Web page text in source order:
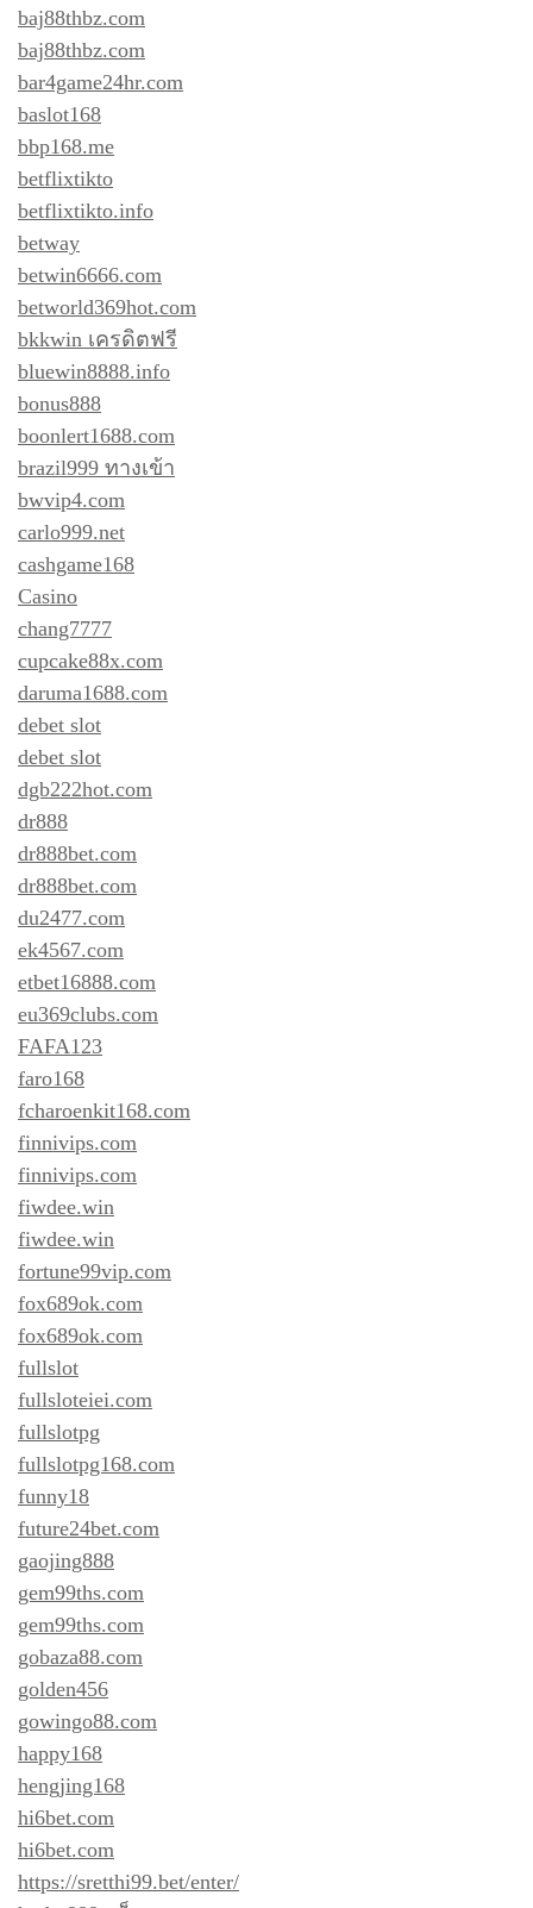
baj88thbz.com
baj88thbz.com
bar4game24hr.com
baslot168
bbp168.me
betflixtikto
betflixtikto.info
betway
betwin6666.com
betworld369hot.com
bkkwin เครดิตฟรี
bluewin8888.info
bonus888
boonlert1688.com
brazil999 ทางเข้า
bwvip4.com
carlo999.net
cashgame168
Casino
chang7777
cupcake88x.com
daruma1688.com
debet slot
debet slot
dgb222hot.com
dr888
dr888bet.com
dr888bet.com
du2477.com
ek4567.com
etbet16888.com
eu369clubs.com
FAFA123
faro168
fcharoenkit168.com
finnivips.com
finnivips.com
fiwdee.win
fiwdee.win
fortune99vip.com
fox689ok.com
fox689ok.com
fullslot
fullsloteiei.com
fullslotpg
fullslotpg168.com
funny18
future24bet.com
gaojing888
gem99ths.com
gem99ths.com
gobaza88.com
golden456
gowingo88.com
happy168
hengjing168
hi6bet.com
hi6bet.com
https://sretthi99.bet/enter/